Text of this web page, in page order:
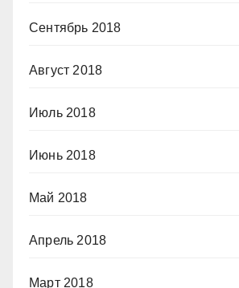
Сентябрь 2018
Август 2018
Июль 2018
Июнь 2018
Май 2018
Апрель 2018
Март 2018